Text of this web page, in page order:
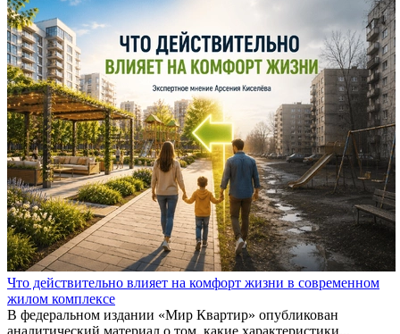
Что действительно влияет на комфорт жизни в современном
жилом комплексе
В федеральном издании «Мир Квартир» опубликован
аналитический материал о том, какие характеристики...